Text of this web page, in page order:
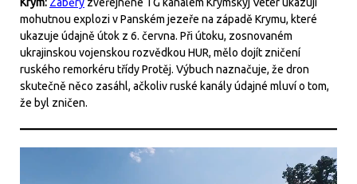
Krym: Záběry zveřejněné TG kanálem Krymskyj Veter ukazují
mohutnou explozi v Panském jezeře na západě Krymu, které
ukazuje údajně útok z 6. června. Při útoku, zosnovaném
ukrajinskou vojenskou rozvědkou HUR, mělo dojít zničení
ruského remorkéru třídy Protěj. Výbuch naznačuje, že dron
skutečně něco zasáhl, ačkoliv ruské kanály údajné mluví o tom,
že byl zničen.